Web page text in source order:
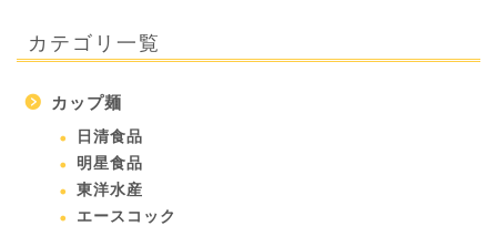
カテゴリ一覧
カップ麺
日清食品
明星食品
東洋水産
エースコック